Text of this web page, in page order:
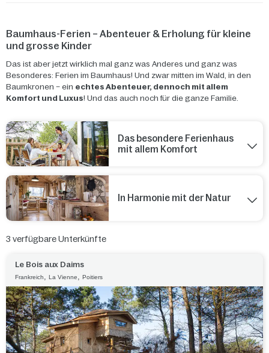
Baumhaus-Ferien – Abenteuer & Erholung für kleine
und grosse Kinder
Das ist aber jetzt wirklich mal ganz was Anderes und ganz was
Besonderes: Ferien im Baumhaus! Und zwar mitten im Wald, in den
Baumkronen – ein echtes Abenteuer, dennoch mit allem
Komfort und Luxus! Und das auch noch für die ganze Familie.
Das besondere Ferienhaus
mit allem Komfort
In Harmonie mit der Natur
3 verfügbare Unterkünfte
Le Bois aux Daims
Frankreich La Vienne Poitiers